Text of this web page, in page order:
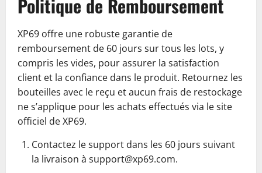
Politique de Remboursement
XP69 offre une robuste garantie de
remboursement de 60 jours sur tous les lots, y
compris les vides, pour assurer la satisfaction
client et la confiance dans le produit. Retournez les
bouteilles avec le reçu et aucun frais de restockage
ne s’applique pour les achats effectués via le site
officiel de XP69.
Contactez le support dans les 60 jours suivant
la livraison à support@xp69.com.